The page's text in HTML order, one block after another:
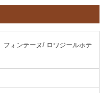
ォンテーヌ/ ロワジールホテ